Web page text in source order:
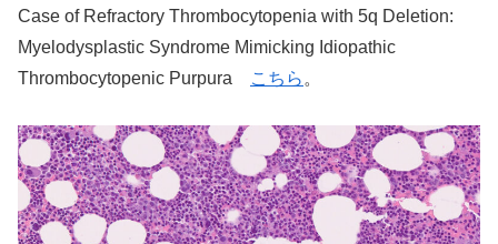
Case of Refractory Thrombocytopenia with 5q Deletion:
Myelodysplastic Syndrome Mimicking Idiopathic
Thrombocytopenic Purpura
こちら 。